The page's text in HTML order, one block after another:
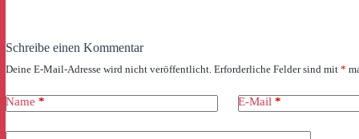
Schreibe einen Kommentar
Deine E-Mail-Adresse wird nicht veröffentlicht. Erforderliche Felder sind mit *
Name * E-Mail *